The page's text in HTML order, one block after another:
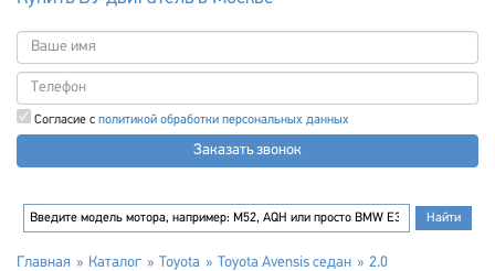
Согласие с политикой обработки персональных данных
Заказать звонок
Главная Каталог Toyota Toyota Avensis седан 2.0